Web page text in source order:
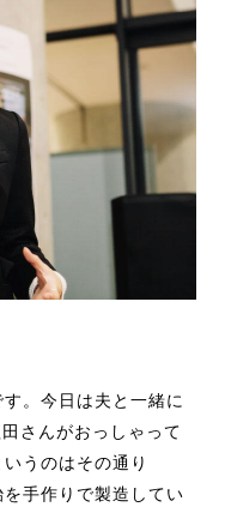
。今日は夫と一緒に
さんがおっしゃって
うのはその通り
を手作りで製造してい